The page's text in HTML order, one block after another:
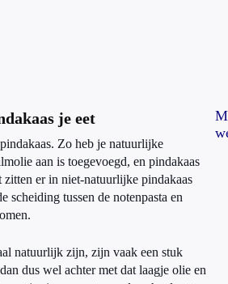
je eet
Zo heb je natuurlijke
aan is toegevoegd, en pindakaas
zitten er in niet-natuurlijke pindakaas
scheiding tussen de notenpasta en
natuurlijk zijn, zijn vaak een stuk
dus wel achter met dat laagje olie en